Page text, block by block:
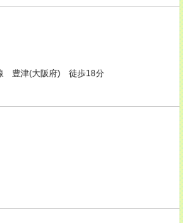
豊津(大阪府) 徒歩18分